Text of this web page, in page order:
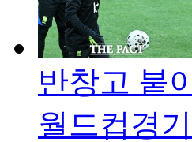
반창고 붙
월드컵경